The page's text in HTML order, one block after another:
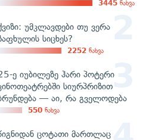
3445 ნახვა
უმკლავდები თუ ვერა
სიცხეს?
2252 ნახვა
ე იუბილეზე ჰარი პოტერი
სიურპრიზით
— აი, რა გველოდება
550 ნახვა
ცოტათი მართლაც